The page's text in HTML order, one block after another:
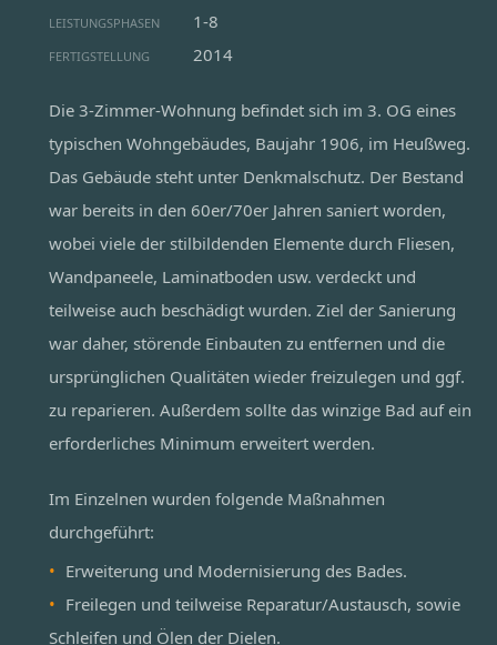
LEISTUNGSPHASEN 1-8
FERTIGSTELLUNG 2014
Die 3-Zimmer-Wohnung befindet sich im 3. OG eines
typischen Wohngebäudes, Baujahr 1906, im Heußweg.
Das Gebäude steht unter Denkmalschutz. Der Bestand
war bereits in den 60er/70er Jahren saniert worden,
wobei viele der stilbildenden Elemente durch Fliesen,
Wandpaneele, Laminatboden usw. verdeckt und
teilweise auch beschädigt wurden. Ziel der Sanierung
war daher, störende Einbauten zu entfernen und die
ursprünglichen Qualitäten wieder freizulegen und ggf.
zu reparieren. Außerdem sollte das winzige Bad auf ein
erforderliches Minimum erweitert werden.
Im Einzelnen wurden folgende Maßnahmen
durchgeführt:
Erweiterung und Modernisierung des Bades.
Freilegen und teilweise Reparatur/Austausch, sowie
Schleifen und Ölen der Dielen.